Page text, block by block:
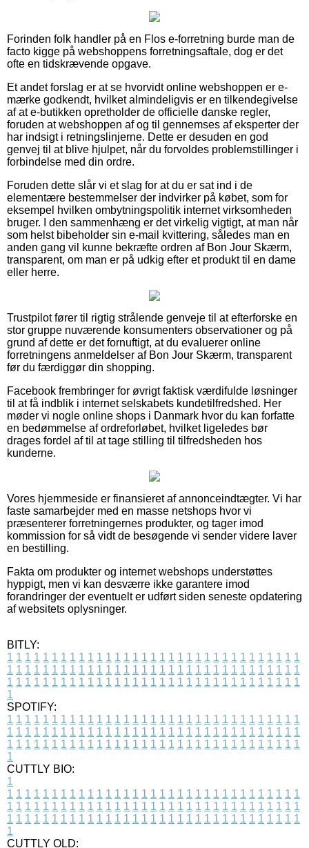
Forinden folk handler på en Flos e-forretning burde man de
facto kigge på webshoppens forretningsaftale, dog er det
ofte en tidskrævende opgave.
Et andet forslag er at se hvorvidt online webshoppen er e-
mærke godkendt, hvilket almindeligvis er en tilkendegivelse
af at e-butikken opretholder de officielle danske regler,
foruden at webshoppen af og til gennemses af eksperter der
har indsigt i retningslinjerne. Dette er desuden en god
genvej til at blive hjulpet, når du forvoldes problemstillinger i
forbindelse med din ordre.
Foruden dette slår vi et slag for at du er sat ind i de
elementære bestemmelser der indvirker på købet, som for
eksempel hvilken ombytningspolitik internet virksomheden
bruger. I den sammenhæng er det virkelig vigtigt, at man når
som helst bibeholder sin e-mail kvittering, således man en
anden gang vil kunne bekræfte ordren af Bon Jour Skærm,
transparent, om man er på udkig efter et produkt til en dame
eller herre.
Trustpilot fører til rigtig strålende genveje til at efterforske en
stor gruppe nuværende konsumenters observationer og på
grund af dette er det fornuftigt, at du evaluerer online
forretningens anmeldelser af Bon Jour Skærm, transparent
før du færdiggør din shopping.
Facebook frembringer for øvrigt faktisk værdifulde løsninger
til at få indblik i internet selskabets kundetilfredshed. Her
møder vi nogle online shops i Danmark hvor du kan forfatte
en bedømmelse af ordreforløbet, hvilket ligeledes bør
drages fordel af til at tage stilling til tilfredsheden hos
kunderne.
Vores hjemmeside er finansieret af annonceindtægter. Vi har
faste samarbejder med en masse netshops hvor vi
præsenterer forretningernes produkter, og tager imod
kommission for så vidt de besøgende vi sender videre laver
en bestilling.
Fakta om produkter og internet webshops understøttes
hyppigt, men vi kan desværre ikke garantere imod
forandringer der eventuelt er udført siden seneste opdatering
af websitets oplysninger.
BITLY:
1 1 1 1 1 1 1 1 1 1 1 1 1 1 1 1 1 1 1 1 1 1 1 1 1 1 1 1 1 1 1 1 1
1 1 1 1 1 1 1 1 1 1 1 1 1 1 1 1 1 1 1 1 1 1 1 1 1 1 1 1 1 1 1 1 1
1 1 1 1 1 1 1 1 1 1 1 1 1 1 1 1 1 1 1 1 1 1 1 1 1 1 1 1 1 1 1 1 1
1
SPOTIFY:
1 1 1 1 1 1 1 1 1 1 1 1 1 1 1 1 1 1 1 1 1 1 1 1 1 1 1 1 1 1 1 1 1
1 1 1 1 1 1 1 1 1 1 1 1 1 1 1 1 1 1 1 1 1 1 1 1 1 1 1 1 1 1 1 1 1
1 1 1 1 1 1 1 1 1 1 1 1 1 1 1 1 1 1 1 1 1 1 1 1 1 1 1 1 1 1 1 1 1
1
CUTTLY BIO:
1
1 1 1 1 1 1 1 1 1 1 1 1 1 1 1 1 1 1 1 1 1 1 1 1 1 1 1 1 1 1 1 1 1
1 1 1 1 1 1 1 1 1 1 1 1 1 1 1 1 1 1 1 1 1 1 1 1 1 1 1 1 1 1 1 1 1
1 1 1 1 1 1 1 1 1 1 1 1 1 1 1 1 1 1 1 1 1 1 1 1 1 1 1 1 1 1 1 1 1
1
CUTTLY OLD: